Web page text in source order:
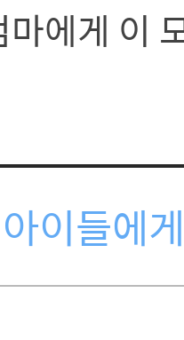
에게 이
이들에